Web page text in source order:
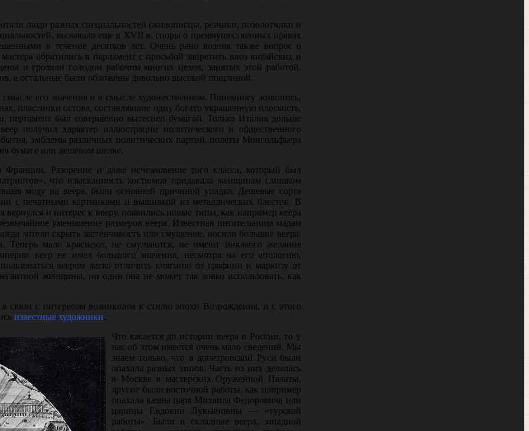
люди разных специальностей (живописцы, резчики, позолотчики и
вызывало еще в XVII в. споры о преимущественных правах
в течение десятков лет. Очень рано возник также вопрос о
обратились в парламент с просьбой запретить ввоз китайских и
и грозили голодом рабочим многих цехов, занятых этой работой.
а остальные были обложены довольно высокой пошлиной.
его значения и в смысле художественном. Понемногу живопись,
пластинки остова, составлявшие одну богато украшенную плоскость,
был совершенно вы­теснен бумагой. Только Италия дольше
получил характер иллюстрации политиче­ского н общественного
эмблемы различных политических партий, полеты Мон­гольфьера
бумаге или дешевом шелке.
Разорение и даже исчезновение того класса, который был
что изысканность костюмов придавала женщинам слишком
моду на веера, были основной причиной упадка. Дешевые сорта
с печатными картинками и вышивкой из металличе­ских блесток. В
и интерес к вееру, появились новые типы, как например веера
уменьшение размеров веера. Известная писательница мадам
хотели скрыть застенчивость или смущение, носили большие веера;
мало кра­снеют, не смущаются, не имеют никакого желания
веер не имел большого значения, несмотря на его апологию,
веером легко отличить княгиню от графини и маркизу от
женщины, ни один она не может так ловко использовать, как
связи с интересом возникшим к стилю эпохи Возрождения, и с этого
известные ху­дожники.
Что касается до истории веера в России, то у
нас об этом имеется очень мало сведений. Мы
знаем только, что в допетровской Руси были
опахала разных типов. Часть из них делалась
в Москве в мастерских Оружейной Палаты,
другие были восточной работы, как например
опахала казны царя Михаила Федоровича или
царицы Евдокии Лукьяновны — «тур­ской
работы». Были и складные веера, западной